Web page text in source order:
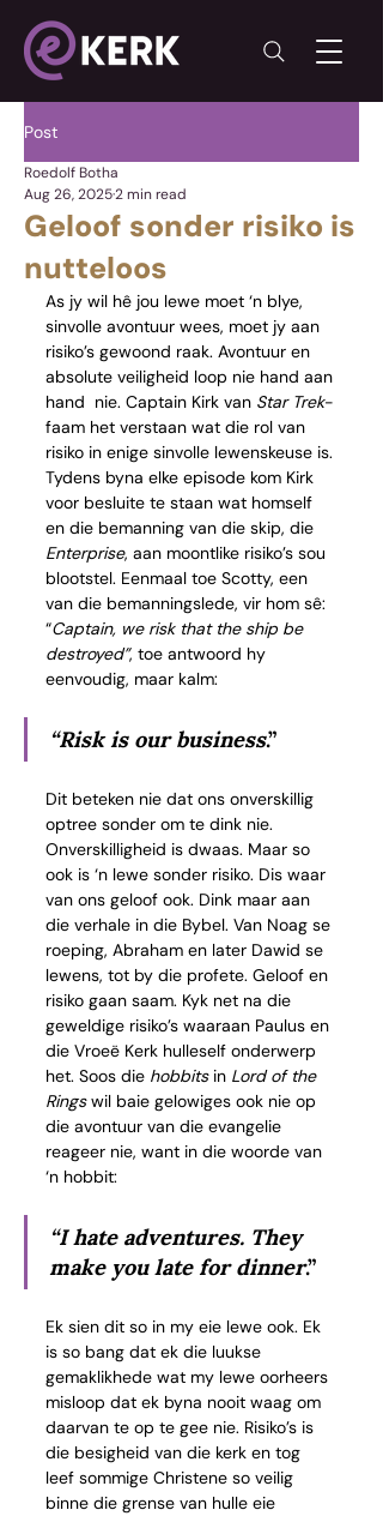
Post
Geloof sonder risiko is
nutteloos
Roedolf Botha
Aug 26, 20252 min read
As jy wil hê jou lewe moet ‘n blye,
sinvolle avontuur wees, moet jy aan
risiko’s gewoond raak. Avontuur en
absolute veiligheid loop nie hand aan
hand  nie. Captain Kirk van Star Trek-
faam het verstaan wat die rol van
risiko in enige sinvolle lewenskeuse is.
Tydens byna elke episode kom Kirk
voor besluite te staan wat homself
en die bemanning van die skip, die
Enterprise, aan moontlike risiko’s sou
blootstel. Eenmaal toe Scotty, een
van die bemanningslede, vir hom sê:
“Captain, we risk that the ship be
destroyed”, toe antwoord hy
eenvoudig, maar kalm:
“Risk is our business.”
Dit beteken nie dat ons onverskillig
optree sonder om te dink nie.
Onverskilligheid is dwaas. Maar so
ook is ‘n lewe sonder risiko. Dis waar
van ons geloof ook. Dink maar aan
die verhale in die Bybel. Van Noag se
roeping, Abraham en later Dawid se
lewens, tot by die profete. Geloof en
risiko gaan saam. Kyk net na die
geweldige risiko’s waaraan Paulus en
die Vroeë Kerk hulleself onderwerp
het. Soos die hobbits in Lord of the
Rings wil baie gelowiges ook nie op
die avontuur van die evangelie
reageer nie, want in die woorde van
‘n hobbit:
“I hate adventures. They
make you late for dinner.”
Ek sien dit so in my eie lewe ook. Ek
is so bang dat ek die luukse
gemaklikhede wat my lewe oorheers
misloop dat ek byna nooit waag om
daarvan te op te gee nie. Risiko’s is
die besigheid van die kerk en tog
leef sommige Christene so veilig
binne die grense van hulle eie